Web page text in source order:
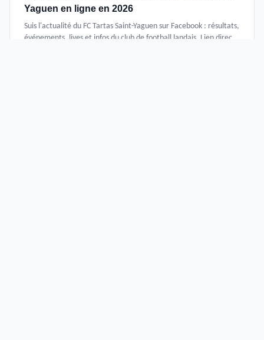
Yaguen en ligne en 2026
Suis l'actualité du FC Tartas Saint-Yaguen sur Facebook : résultats,
événements, lives et infos du club de football landais. Lien direct